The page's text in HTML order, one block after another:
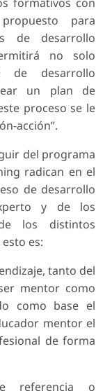
para
de desarrollo
no solo
de desarrollo
un plan de
proceso se le
acción”.
del programa
radican en el
de desarrollo
y de los
los distintos
es:
tanto del
mentor como
como base el
mentor el
de forma
referencia o